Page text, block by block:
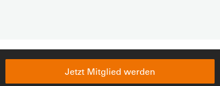
Jetzt Mitglied werden